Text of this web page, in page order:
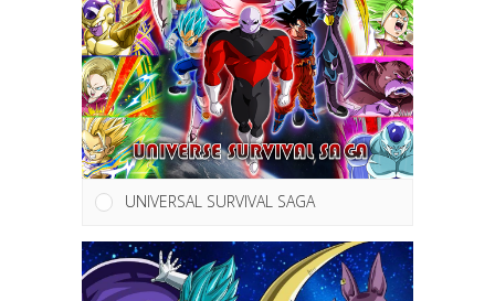
UNIVERSAL SURVIVAL SAGA